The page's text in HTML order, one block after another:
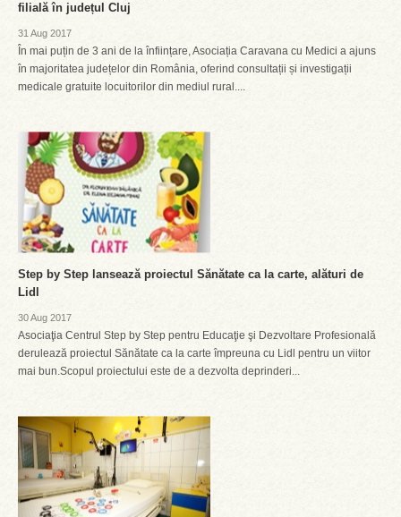
filială în județul Cluj
31 Aug 2017
În mai puțin de 3 ani de la înființare, Asociația Caravana cu Medici a ajuns
în majoritatea județelor din România, oferind consultații și investigații
medicale gratuite locuitorilor din mediul rural....
Step by Step lansează proiectul Sănătate ca la carte, alături de
Lidl
30 Aug 2017
Asociaţia Centrul Step by Step pentru Educaţie şi Dezvoltare Profesională
derulează proiectul Sănătate ca la carte împreuna cu Lidl pentru un viitor
mai bun.Scopul proiectului este de a dezvolta deprinderi...